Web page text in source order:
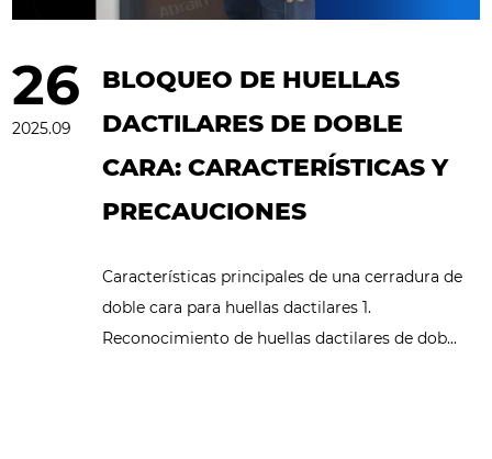
26
2025.09
BLOQUEO DE HUELLAS
DACTILARES DE DOBLE
CARA: CARACTERÍSTICAS Y
PRECAUCIONES
Características principales de una cerradura de
doble cara para huellas dactilares 1.
Reconocimiento de huellas dactilares de dob...